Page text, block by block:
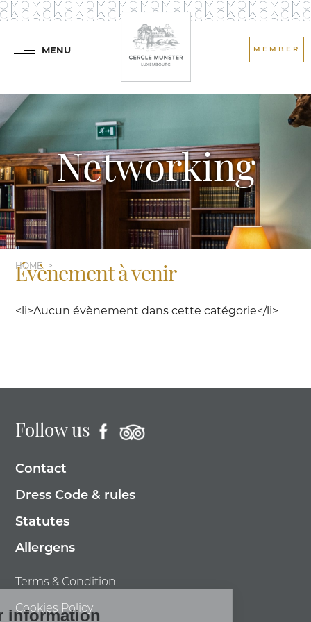
MENU MEMBER
Networking
HOME
Évènement à venir
<li>Aucun évènement dans cette catégorie</li>
Follow us
Contact
Dress Code & rules
Statutes
Allergens
Terms & Condition
Cookies Policy